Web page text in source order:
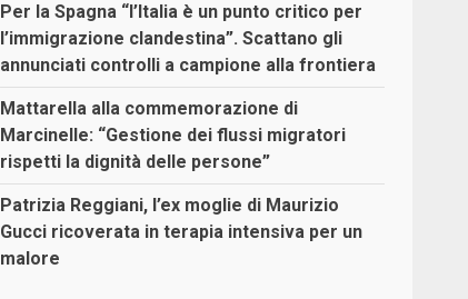
Per la Spagna “l’Italia è un punto critico per
l’immigrazione clandestina”. Scattano gli
annunciati controlli a campione alla frontiera
Mattarella alla commemorazione di
Marcinelle: “Gestione dei flussi migratori
rispetti la dignità delle persone”
Patrizia Reggiani, l’ex moglie di Maurizio
Gucci ricoverata in terapia intensiva per un
malore